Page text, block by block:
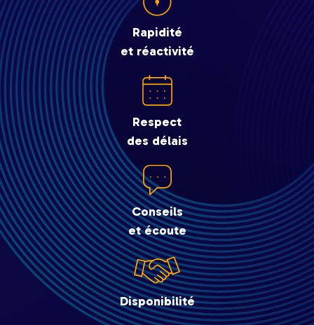
Rapidité
et réactivité
Respect
des délais
Conseils
et écoute
Disponibilité